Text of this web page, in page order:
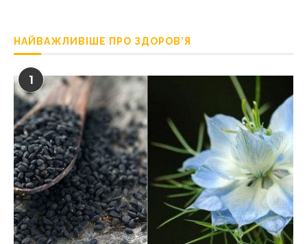
НАЙВАЖЛИВІШЕ ПРО ЗДОРОВ’Я
1